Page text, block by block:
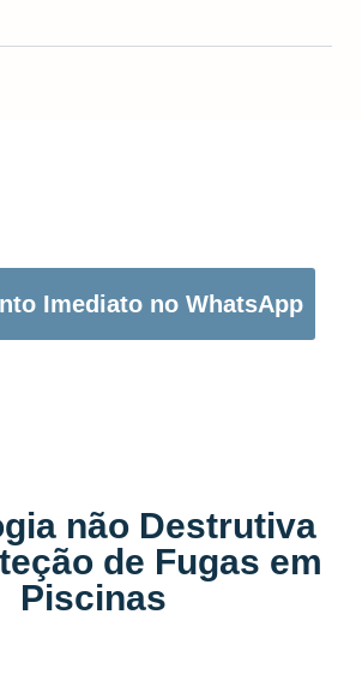
Imediato no WhatsApp
não Destrutiva
de Fugas em
Piscinas